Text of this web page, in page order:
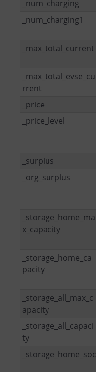
_num_charging
_num_charging1
_max_total_current
_max_total_evse_cu
rrent
_price
_price_level
_surplus
_org_surplus
_storage_home_ma
x_capacity
_storage_home_ca
pacity
_storage_all_max_c
apacity
_storage_all_capaci
ty
_storage_home_soc